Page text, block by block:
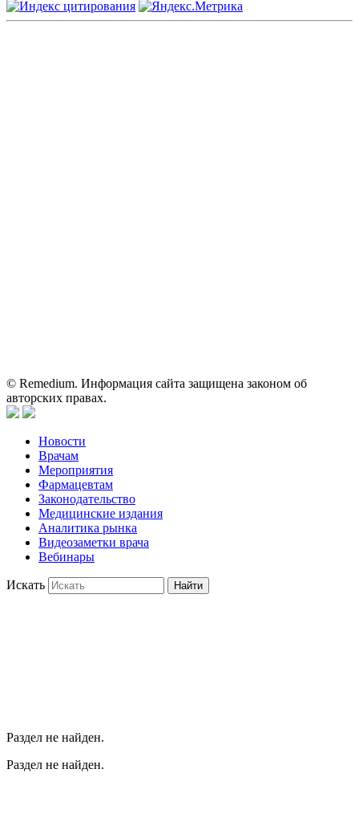
© Remedium. Информация сайта защищена законом об
авторских правах.
Новости
Врачам
Мероприятия
Фармацевтам
Законодательство
Медицинские издания
Аналитика рынка
Видеозаметки врача
Вебинары
Искать Найти
Раздел не найден.
Раздел не найден.